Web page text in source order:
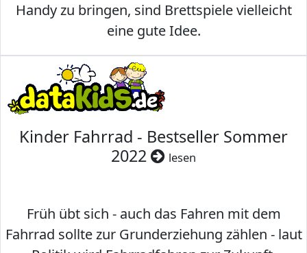
Handy zu bringen, sind Brettspiele vielleicht
eine gute Idee.
Kinder Fahrrad - Bestseller Sommer
2022
lesen
Früh übt sich - auch das Fahren mit dem
Fahrrad sollte zur Grunderziehung zählen - laut